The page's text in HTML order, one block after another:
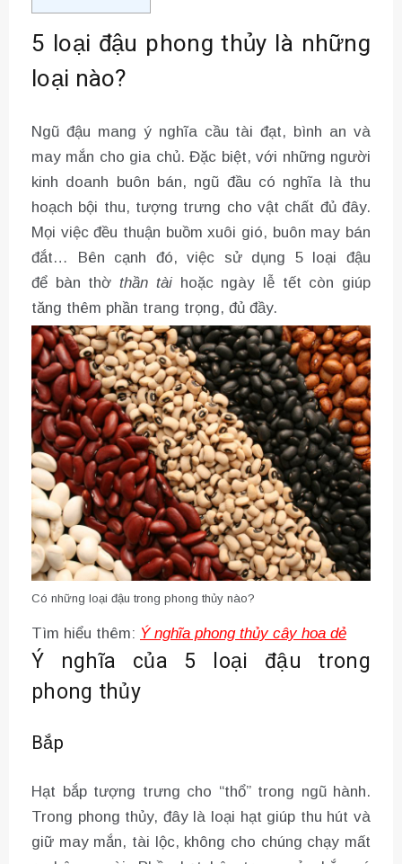
5 loại đậu phong thủy là những
loại nào?
Ngũ đậu mang ý nghĩa cầu tài đạt, bình an và
may mắn cho gia chủ. Đặc biệt, với những người
kinh doanh buôn bán, ngũ đầu có nghĩa là thu
hoạch bội thu, tượng trưng cho vật chất đủ đây.
Mọi việc đều thuận buồm xuôi gió, buôn may bán
đắt… Bên cạnh đó, việc sử dụng 5 loại đậu
để bàn thờ thần tàihoặc ngày lễ tết còn giúp
tăng thêm phần trang trọng, đủ đầy.
Có những loại đậu trong phong thủy nào?
Tìm hiểu thêm: Ý nghĩa phong thủy cây hoa dẻ
Ý nghĩa của 5 loại đậu trong
phong thủy
Bắp
Hạt bắp tượng trưng cho “thổ” trong ngũ hành.
Trong phong thủy, đây là loại hạt giúp thu hút và
giữ may mắn, tài lộc, không cho chúng chạy mất